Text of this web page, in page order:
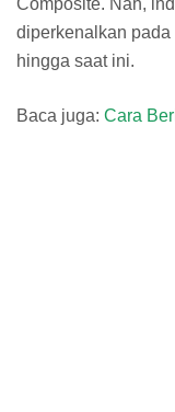
diperkenalkan
hingga saat ini.
Baca juga: Cara